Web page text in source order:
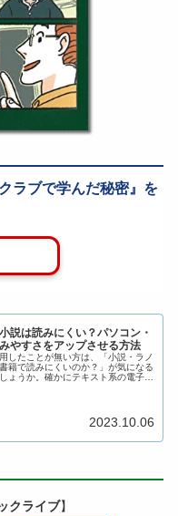
ラブで学んだ秘密
説は読みにくい？パソコン・
やすさをアップさせる方法
したことが無い方は、「小説・ラノ
籍で読みにくいのか？」が気になる
ょうか。確かにテキスト系の電子書
2023.10.06
クライブ】